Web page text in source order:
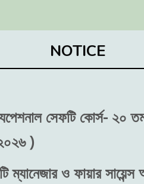
NOTICE
সেফটি কোর্স- ২০ তম
)
ম্যানেজার ও ফায়ার